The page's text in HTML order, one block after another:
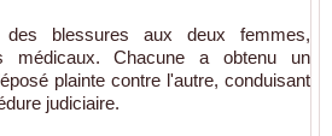
blessures aux deux femmes,
médicaux. Chacune a obtenu un
plainte contre l'autre, conduisant
judiciaire.